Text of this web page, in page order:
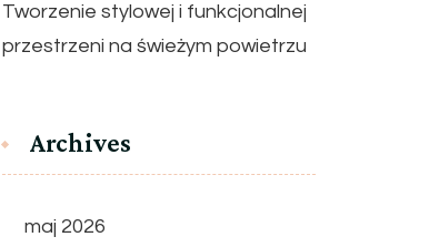
Tworzenie stylowej i funkcjonalnej
przestrzeni na świeżym powietrzu
Archives
maj 2026